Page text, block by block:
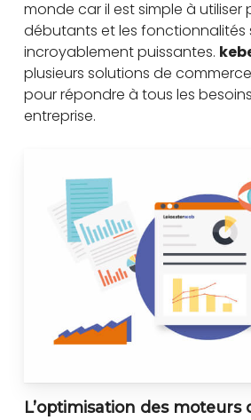
monde car il est simple à utiliser
débutants et les fonctionnalités
incroyablement puissantes.
plusieurs solutions de
pour répondre à tous les
entreprise.
L’optimisation des moteurs